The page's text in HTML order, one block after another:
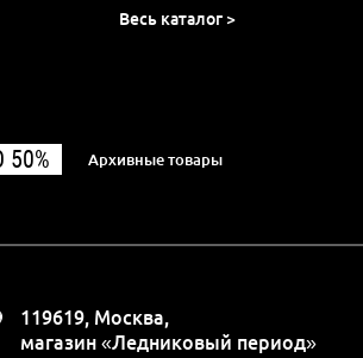
Весь каталог >
Архивные товары
119619, Москва,
магазин «Ледниковый период»